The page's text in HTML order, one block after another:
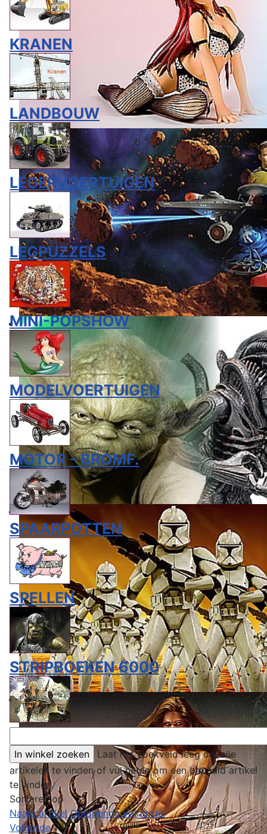
KRANEN
LANDBOUW
LEGERVOERTUIGEN
LEGPUZZELS
MINI-POPSHOW
MODELVOERTUIGEN
MOTOR - BROMF.
SPAARPOTTEN
SPELLEN
STRIPBOEKEN 6000
Laat het zoekveld leeg om alle
artikelen te vinden of vul het in om een bepaald artikel
te vinden.
Sorteren op
Naam artikel Oplopende volgorde
Volgorde